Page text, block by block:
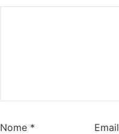
Nome * Email